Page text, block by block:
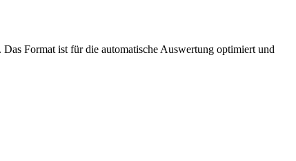
Format ist für die automatische Auswertung optimiert und